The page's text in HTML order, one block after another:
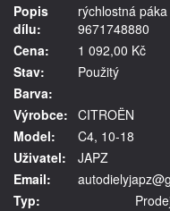
Popis
dílu:
rýchlostná
9671748880
Cena:
1 092,00 Kč
Stav:
Použitý
Barva:
Výrobce: CITROËN
Model:
C4, 10-18
Uživatel:
JAPZ
Email:
Typ: